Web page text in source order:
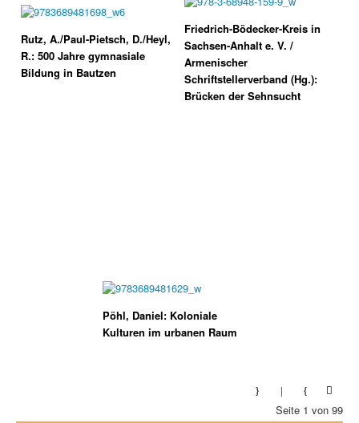
Rutz, A./Paul-Pietsch, D./Heyl,
R.: 500 Jahre gymnasiale
Bildung in Bautzen
Friedrich-Bödecker-Kreis in
Sachsen-Anhalt e. V. /
Armenischer
Schriftstellerverband (Hg.):
Brücken der Sehnsucht
Pöhl, Daniel: Koloniale
Kulturen im urbanen Raum
Seite 1 von 99